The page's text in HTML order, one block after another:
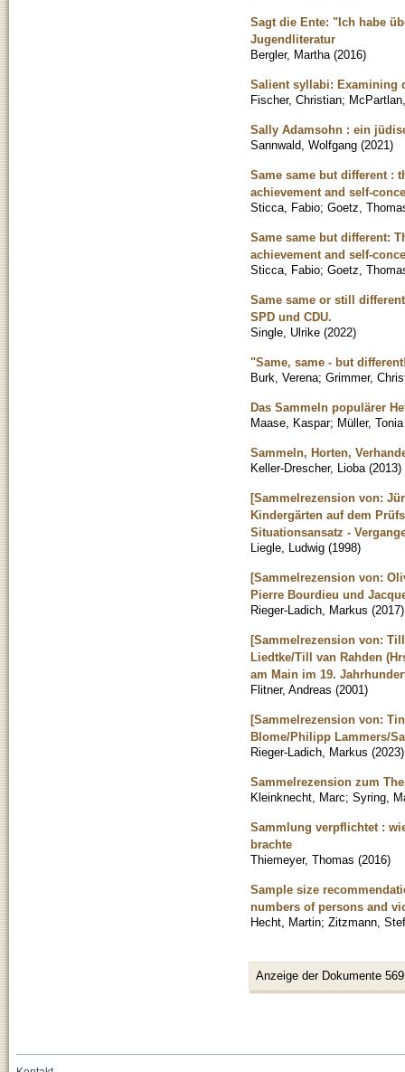
Sagt die Ente: "Ich habe
Jugendliteratur
Bergler, Martha (2016)
Salient syllabi: Examining
Fischer, Christian;
Sally Adamsohn : ein
Sannwald, Wolfgang (2021)
Same same but different :
achievement and self-
Sticca, Fabio; Goetz,
Same same but different:
achievement and self-
Sticca, Fabio; Goetz,
Same same or still
SPD und CDU.
Single, Ulrike (2022)
"Same, same - but
Burk, Verena; Grimmer,
Das Sammeln populärer
Maase, Kaspar; Müller,
Sammeln, Horten,
Keller-Drescher, Lioba (2013)
[Sammelrezension von:
Kindergärten auf dem
Situationsansatz -
Liegle, Ludwig (1998)
[Sammelrezension von:
Pierre Bourdieu und
Rieger-Ladich, Markus (2017)
[Sammelrezension von:
Liedtke/Till van Rahden
am Main im 19.
Flitner, Andreas (2001)
[Sammelrezension von:
Blome/Philipp Lammers/
Rieger-Ladich, Markus (2023)
Sammelrezension zum
Kleinknecht, Marc; Syring,
Sammlung verpflichtet :
brachte
Thiemeyer, Thomas (2016)
Sample size
numbers of persons and
Hecht, Martin; Zitzmann,
Anzeige der Dokumente